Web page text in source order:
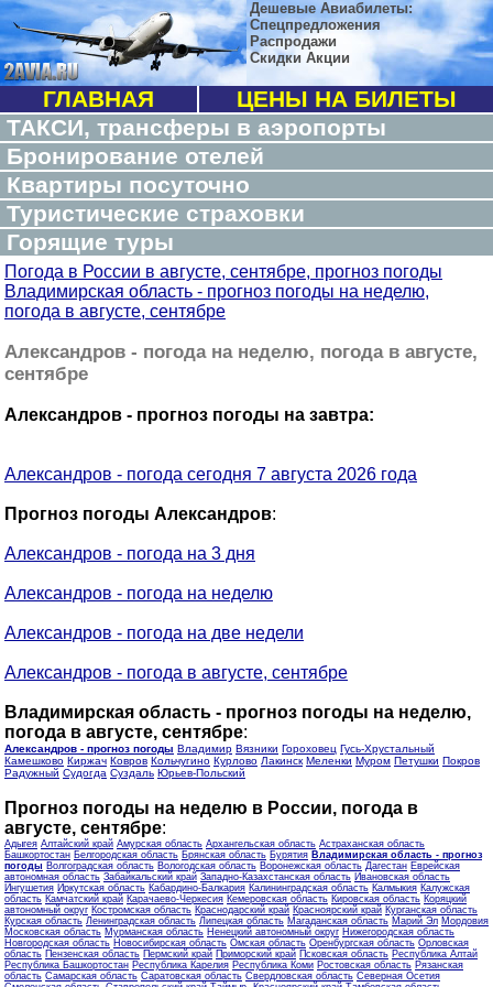
Дешевые Авиабилеты:
Спецпредложения
Распродажи
Скидки Акции
ГЛАВНАЯ
ЦЕНЫ НА БИЛЕТЫ
ТАКСИ, трансферы в аэропорты
Бронирование отелей
Квартиры посуточно
Туристические страховки
Горящие туры
Погода в России в августе, сентябре, прогноз погоды
Владимирская область - прогноз погоды на неделю,
погода в августе, сентябре
Александров - погода на неделю, погода в августе,
сентябре
Александров - прогноз погоды на завтра:
Александров - погода сегодня 7 августа 2026 года
Прогноз погоды Александров:
Александров - погода на 3 дня
Александров - погода на неделю
Александров - погода на две недели
Александров - погода в августе, сентябре
Владимирская область - прогноз погоды на неделю,
погода в августе, сентябре:
Александров - прогноз погоды Владимир Вязники Гороховец Гусь-Хрустальный
Камешково Киржач Ковров Кольчугино Курлово Лакинск Меленки Муром Петушки Покров
Радужный Судогда Суздаль Юрьев-Польский
Прогноз погоды на неделю в России, погода в
августе, сентябре:
Адыгея Алтайский край Амурская область Архангельская область Астраханская область
Башкортостан Белгородская область Брянская область Бурятия Владимирская область - прогноз
погоды Волгоградская область Вологодская область Воронежская область Дагестан Еврейская
автономная область Забайкальский край Западно-Казахстанская область Ивановская область
Ингушетия Иркутская область Кабардино-Балкария Калининградская область Калмыкия Калужская
область Камчатский край Карачаево-Черкесия Кемеровская область Кировская область Коряцкий
автономный округ Костромская область Краснодарский край Красноярский край Курганская область
Курская область Ленинградская область Липецкая область Магаданская область Марий Эл Мордовия
Московская область Мурманская область Ненецкий автономный округ Нижегородская область
Новгородская область Новосибирская область Омская область Оренбургская область Орловская
область Пензенская область Пермский край Приморский край Псковская область Республика Алтай
Республика Башкортостан Республика Карелия Республика Коми Ростовская область Рязанская
область Самарская область Саратовская область Свердловская область Северная Осетия